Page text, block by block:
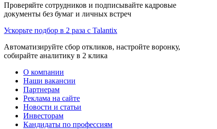
Проверяйте сотрудников и подписывайте кадровые
документы без бумаг и личных встреч
Ускорьте подбор в 2 раза с Talantix
Автоматизируйте сбор откликов, настройте воронку,
собирайте аналитику в 2 клика
О компании
Наши вакансии
Партнерам
Реклама на сайте
Новости и статьи
Инвесторам
Кандидаты по профессиям